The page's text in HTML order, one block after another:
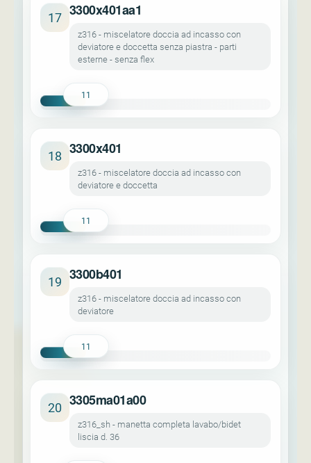
17 3300x401aa1
z316 - miscelatore doccia ad incasso con
deviatore e doccetta senza piastra - parti
esterne - senza flex
11
18 3300x401
z316 - miscelatore doccia ad incasso con
deviatore e doccetta
11
19 3300b401
z316 - miscelatore doccia ad incasso con
deviatore
11
20 3305ma01a00
z316_sh - manetta completa lavabo/bidet
liscia d. 36